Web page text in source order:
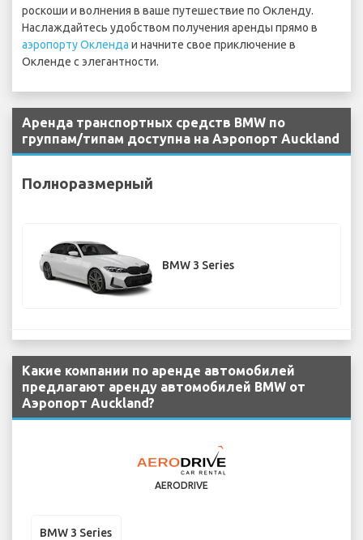
роскоши и волнения в ваше путешествие по Окленду.
Наслаждайтесь удобством получения аренды прямо в
аэропорту Окленда и начните свое приключение в
Окленде с элегантности.
Аренда транспортных средств BMW по
группам/типам доступна на Аэропорт Auckland
Полноразмерный
BMW 3 Series
Какие компании по аренде автомобилей
предлагают аренду автомобилей BMW от
Аэропорт Auckland?
AERODRIVE
BMW 3 Series